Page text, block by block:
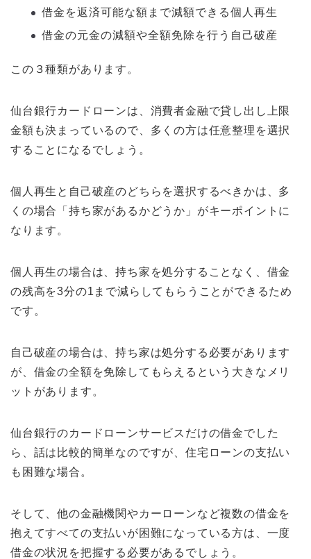
借金を返済可能な額まで減額できる個人再生
借金の元金の減額や全額免除を行う自己破産
この３種類があります。
仙台銀行カードローンは、消費者金融で貸し出し上限
金額も決まっているので、多くの方は任意整理を選択
することになるでしょう。
個人再生と自己破産のどちらを選択するべきかは、多
くの場合「持ち家があるかどうか」がキーポイントに
なります。
個人再生の場合は、持ち家を処分することなく、借金
の残高を3分の1まで減らしてもらうことができるため
です。
自己破産の場合は、持ち家は処分する必要があります
が、借金の全額を免除してもらえるという大きなメリ
ットがあります。
仙台銀行のカードローンサービスだけの借金でした
ら、話は比較的簡単なのですが、住宅ローンの支払い
も困難な場合。
そして、他の金融機関やカーローンなど複数の借金を
抱えてすべての支払いが困難になっている方は、一度
借金の状況を把握する必要があるでしょう。